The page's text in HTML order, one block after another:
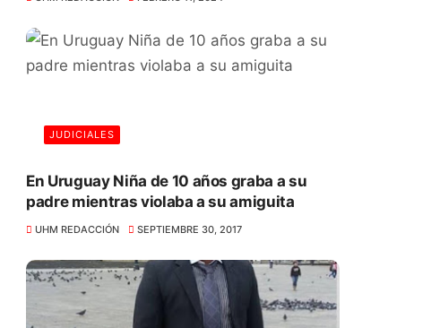
JUDICIALES
En Uruguay Niña de 10 años graba a su
padre mientras violaba a su amiguita
UHM REDACCIÓN SEPTIEMBRE 30, 2017